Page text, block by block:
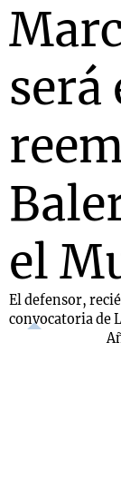
será
el
El defensor,
convocatoria de